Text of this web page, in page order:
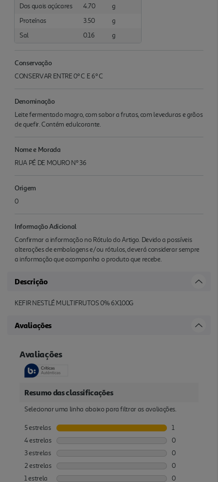
Dos quais açúcares 4.70
g
Proteínas
3.50
g
Sal
0.16 g
Conservação
CONSERVAR ENTRE 0º C E 6º C
Denominação
Leite fermentado magro, com sabor a frutas, com leveduras e grãos
de quefir. Contém edulcorante.
Nome e Morada
RUA PÉ DE MOURO Nº 36
Origem
0
Informação Adicional
Confirmar a informação no Rótulo do Artigo. Devido a possíveis
alterações de embalagens e/ou rótulos, deverá considerar sempre
a informação que acompanha o produto que recebe.
Descrição
KEFIR NESTLÉ MULTIFRUTOS 0% 6X100G
Avaliações